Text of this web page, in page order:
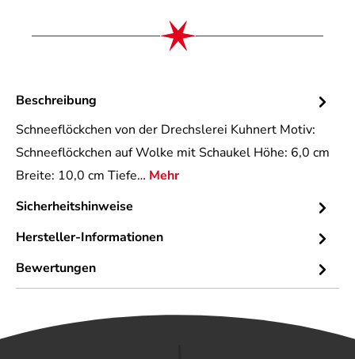
Beschreibung
Schneeflöckchen von der Drechslerei Kuhnert Motiv:
Schneeflöckchen auf Wolke mit Schaukel Höhe: 6,0 cm
Breite: 10,0 cm Tiefe… Mehr
Sicherheitshinweise
Hersteller-Informationen
Bewertungen